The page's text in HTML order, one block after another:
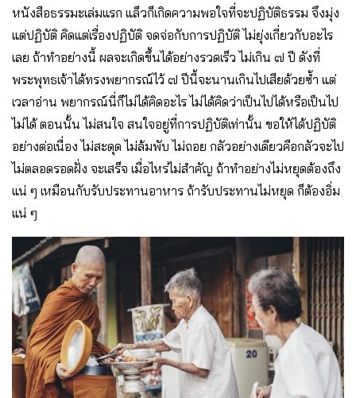
หนังสือธรรมะเล่มแรก แล็วก็เกิดความพอใจที่จะปฏิบัติธรรม จึงมุ่ง
แต่ปฏิบัติ คิดแต่เรื่องปฏิบัติ จดจ่อกับการปฏิบัติ ไม่ยุ่งเกี่ยวกับอะไร
เลย ถ้าทำอย่างนี้ ผลจะเกิดขึ้นได้อย่างรวดเร็ว ไม่เกิน ๗ ปี ดังที่
พระพุทธเจ้าได้ทรงพยากรณ์ไว้ ๗ ปีนี้จะนานเกินไปเสียด้วยซ้ำ แต่
เวลาอ่าน พยากรณ์นี่ก็ไม่ได้คิดอะไร ไม่ได้คิดว่าเป็นไปได้หรือเป็นไป
ไม่ได้ ตอนนั้น ไม่สนใจ สนใจอยู่ที่การปฏิบัติเท่านั้น ขอให้ได้ปฏิบัติ
อย่างต่อเนื่อง ไม่สะดุด ไม่ล้มพับ ไม่ถอย กลัวอย่างเดียวคือกลัวจะไป
ไม่ตลอดรอดฝั่ง จะเสร็จ เมื่อไหร่ไม่สำคัญ ถ้าทำอย่างไม่หยุดต้องถึง
แน่ ๆ เหมือนกับรับประทานอาหาร ถ้ารับประทานไม่หยุด ก็ต้องอิ่ม
แน่ ๆ